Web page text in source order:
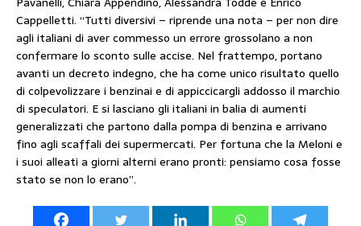
Cappelletti. “Tutti diversivi – riprende una nota – per non dire
agli italiani di aver commesso un errore grossolano a non
confermare lo sconto sulle accise. Nel frattempo, portano
avanti un decreto indegno, che ha come unico risultato quello
di colpevolizzare i benzinai e di appiccicargli addosso il marchio
di speculatori. E si lasciano gli italiani in balia di aumenti
generalizzati che partono dalla pompa di benzina e arrivano
fino agli scaffali dei supermercati. Per fortuna che la Meloni e
i suoi alleati a giorni alterni erano pronti: pensiamo cosa fosse
stato se non lo erano”.